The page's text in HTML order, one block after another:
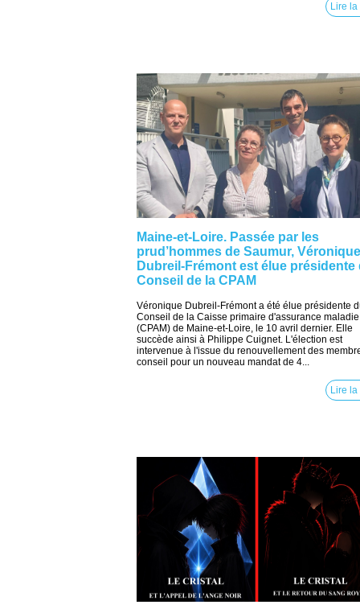
Lire la
Maine-et-Loire. Passée par les
prud’hommes de Saumur, Véronique
Dubreil-Frémont est élue présidente
Conseil de la CPAM
Véronique Dubreil-Frémont a été élue présidente
Conseil de la Caisse primaire d'assurance maladie
(CPAM) de Maine-et-Loire, le 10 avril dernier. Elle
succède ainsi à Philippe Cuignet. L'élection est
intervenue à l'issue du renouvellement des
conseil pour un nouveau mandat de 4...
Lire la